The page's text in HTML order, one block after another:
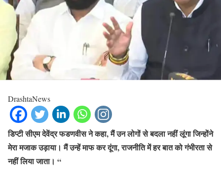
DrashtaNews
डिप्टी सीएम देवेंद्र फडणवीस ने कहा, मैं उन लोगों से बदला नहीं लूंगा जिन्होंने
मेरा मजाक उड़ाया। मैं उन्हें माफ कर दूंगा, राजनीति में हर बात को गंभीरता से
नहीं लिया जाता। “